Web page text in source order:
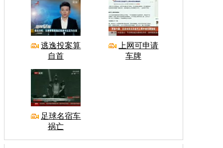
逃逸投案算
自首
上网可申请
车牌
足球名宿车
祸亡